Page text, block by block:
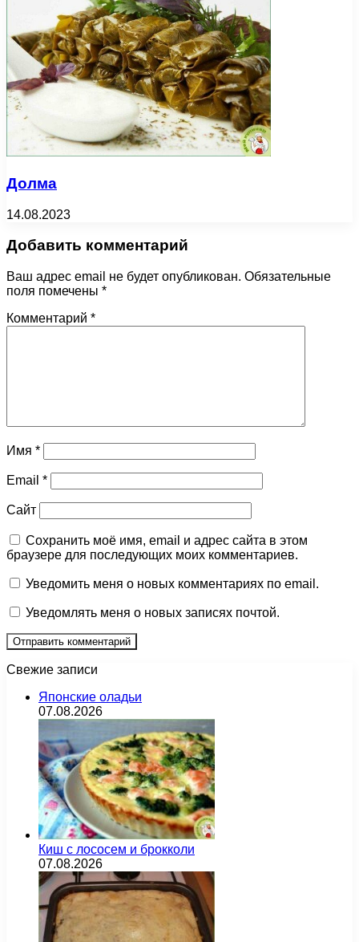
Долма
14.08.2023
Добавить комментарий
Ваш адрес email не будет опубликован. Обязательные
поля помечены *
Комментарий *
Имя *
Email *
Сайт
Сохранить моё имя, email и адрес сайта в этом
браузере для последующих моих комментариев.
Уведомить меня о новых комментариях по email.
Уведомлять меня о новых записях почтой.
Свежие записи
Японские оладьи
07.08.2026
Киш с лососем и брокколи
07.08.2026